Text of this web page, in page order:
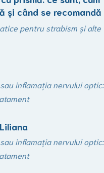
şi când se recomandă
pentru strabism și alte
inflamația nervului optic:
inflamația nervului optic: